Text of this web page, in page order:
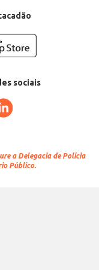
sociais
a Delegacia de Polícia
Público.